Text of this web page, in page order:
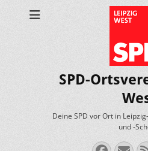
SPD-
Deine SPD vor Ort in
und -